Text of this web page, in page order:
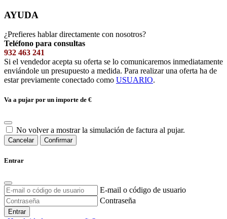
AYUDA
¿Prefieres hablar directamente con nosotros?
Teléfono para consultas
932 463 241
Si el vendedor acepta su oferta se lo comunicaremos inmediatamente
enviándole un presupuesto a medida. Para realizar una oferta ha de
estar previamente conectado como USUARIO.
Va a pujar por un importe de €
No volver a mostrar la simulación de factura al pujar.
Cancelar Confirmar
Entrar
E-mail o código de usuario
Contraseña
Entrar